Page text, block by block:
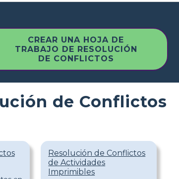
CREAR UNA HOJA DE
TRABAJO DE RESOLUCIÓN
DE CONFLICTOS
de Conflictos
Resolución de Conflictos
de Actividades
Imprimibles